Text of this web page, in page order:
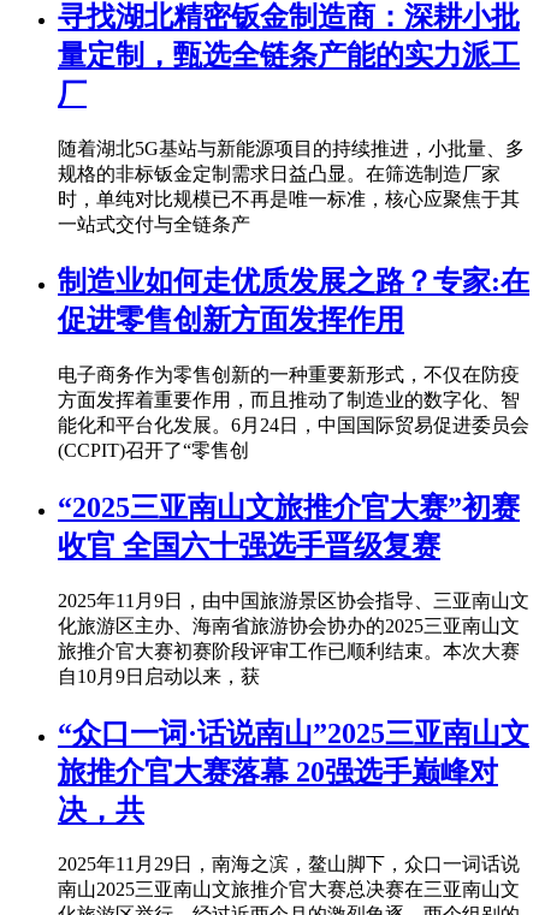
寻找湖北精密钣金制造商：深耕小批
量定制，甄选全链条产能的实力派工
厂
随着湖北5G基站与新能源项目的持续推进，小批量、多
规格的非标钣金定制需求日益凸显。在筛选制造厂家
时，单纯对比规模已不再是唯一标准，核心应聚焦于其
一站式交付与全链条产
制造业如何走优质发展之路？专家:在
促进零售创新方面发挥作用
电子商务作为零售创新的一种重要新形式，不仅在防疫
方面发挥着重要作用，而且推动了制造业的数字化、智
能化和平台化发展。6月24日，中国国际贸易促进委员会
(CCPIT)召开了“零售创
“2025三亚南山文旅推介官大赛”初赛
收官 全国六十强选手晋级复赛
2025年11月9日，由中国旅游景区协会指导、三亚南山文
化旅游区主办、海南省旅游协会协办的2025三亚南山文
旅推介官大赛初赛阶段评审工作已顺利结束。本次大赛
自10月9日启动以来，获
“众口一词·话说南山”2025三亚南山文
旅推介官大赛落幕 20强选手巅峰对
决，共
2025年11月29日，南海之滨，鳌山脚下，众口一词话说
南山2025三亚南山文旅推介官大赛总决赛在三亚南山文